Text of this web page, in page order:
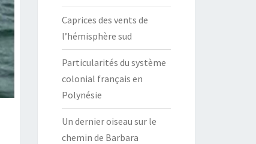
Caprices des vents de
l’hémisphère sud
Particularités du système
colonial français en
Polynésie
Un dernier oiseau sur le
chemin de Barbara